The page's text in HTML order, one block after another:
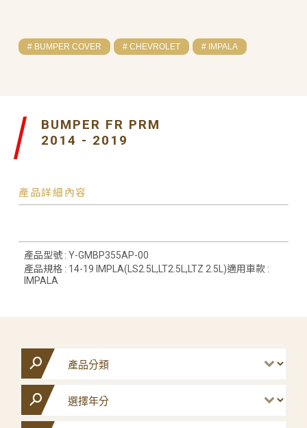
# BUMPER COVER # CHEVROLET # IMPALA
BUMPER FR PRM
2014 - 2019
產品詳細內容
產品型號 : Y-GMBP355AP-00
產品規格 : 14-19 IMPLA(LS2.5L,LT2.5L,LTZ 2.5L)適用車款 :
IMPALA